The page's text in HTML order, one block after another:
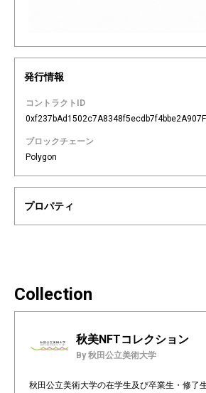
発行情報
コントラクトID
ブロックチェーン
Polygon
プロパティ
Collection
秋美NFTコレクション
By 秋田公立美術大学
秋田公立美術大学の在学生及び卒業生・修了